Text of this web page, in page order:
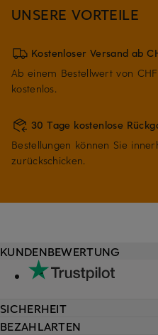
UNSERE VORTEILE
Kostenloser Versand ab
Ab einem Bestellwert von
kostenlos.
30 Tage kostenlose
Bestellungen können Sie
zurückschicken.
KUNDENBEWERTUNG
SICHERHEIT
BEZAHLARTEN